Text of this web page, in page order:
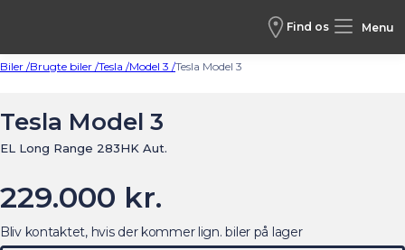
Find os Menu
Biler /Brugte biler /Tesla /Model 3 /Tesla Model 3
Tesla Model 3
EL Long Range 283HK Aut.
229.000 kr.
Bliv kontaktet, hvis der kommer lign. biler på lager